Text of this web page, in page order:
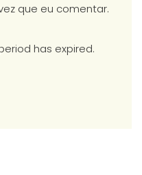
que eu comentar.
has expired.